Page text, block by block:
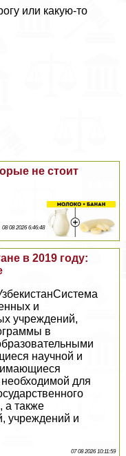
или какую-то
не стоит
08 08 2026 6:46:48
в 2019 году:
и
учреждений,
в
научной и
необходимой для
а также
учреждений и
07 08 2026 10:11:59